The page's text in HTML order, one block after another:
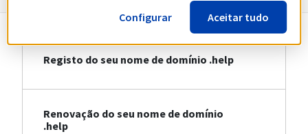
Registo do seu nome de domínio .help
Renovação do seu nome de domínio
.help
Configurar Aceitar tudo